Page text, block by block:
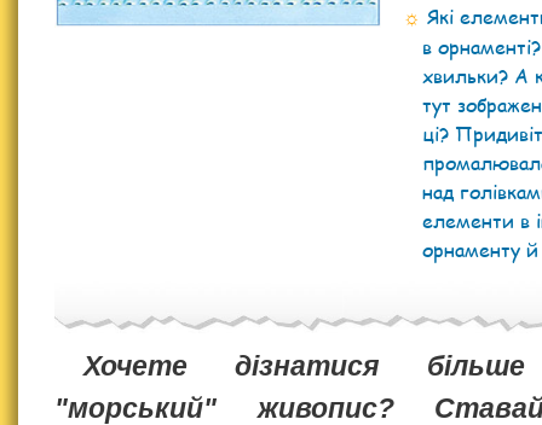
Які
в
хвильки? А
тут
ці?
над
елементи в
орнаменту й
Хочете дізнатися
"морський" живопис?